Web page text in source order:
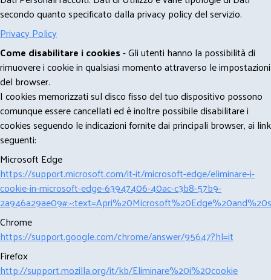
secondo quanto specificato dalla privacy policy del servizio.
Privacy Policy
Come disabilitare i cookies- Gli utenti hanno la possibilità di
rimuovere i cookie in qualsiasi momento attraverso le impostazioni
del browser.
I cookies memorizzati sul disco fisso del tuo dispositivo possono
comunque essere cancellati ed è inoltre possibile disabilitare i
cookies seguendo le indicazioni fornite dai principali browser, ai link
seguenti:
Microsoft Edge
https://support.microsoft.com/it-it/microsoft-edge/eliminare-i-
cookie-in-microsoft-edge-63947406-40ac-c3b8-57b9-
Chrome
https://support.google.com/chrome/answer/95647?hl=it
Firefox
http://support.mozilla.org/it/kb/Eliminare%20i%20cookie